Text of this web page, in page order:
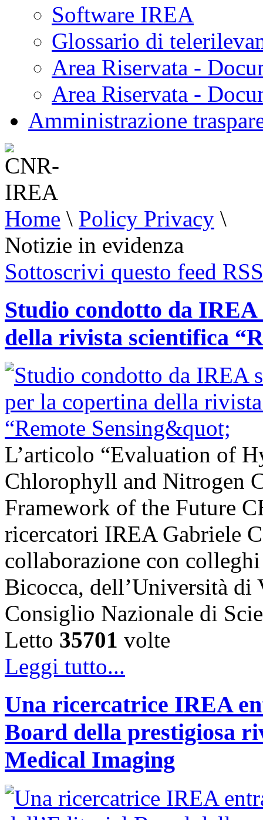
Software IREA
Glossario di
Area Riservata -
Area Riservata -
Amministrazione
Home \ Policy Privacy \
Notizie in evidenza
Sottoscrivi questo feed RSS
Studio condotto da
della rivista scientifica
L’articolo “Evaluation of
Chlorophyll and Nitrogen
Framework of the Future
ricercatori IREA Gabriele
collaborazione con
Bicocca, dell’Università di
Consiglio Nazionale di
Letto 35701 volte
Leggi tutto...
Una ricercatrice IREA
Board della prestigiosa
Medical Imaging